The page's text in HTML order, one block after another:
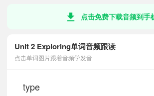
点击免费下载音频到手
Unit 2 Exploring单词音频跟读
点击单词图片跟着音频学发音
type